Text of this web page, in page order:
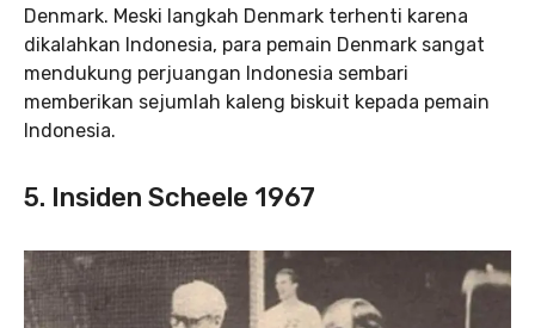
Denmark. Meski langkah Denmark terhenti karena
dikalahkan Indonesia, para pemain Denmark sangat
mendukung perjuangan Indonesia sembari
memberikan sejumlah kaleng biskuit kepada pemain
Indonesia.
5. Insiden Scheele 1967